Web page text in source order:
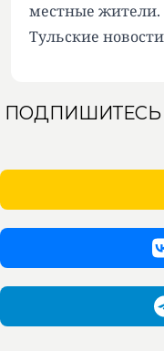
местные жители.
Тульские новости